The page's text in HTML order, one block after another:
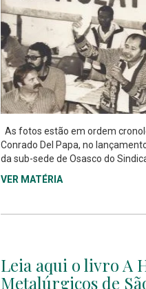
As fotos estão em ordem
Conrado Del Papa, no
da sub-sede de Osasco do
VER MATÉRIA
Leia aqui o livro A
Metalúrgicos de